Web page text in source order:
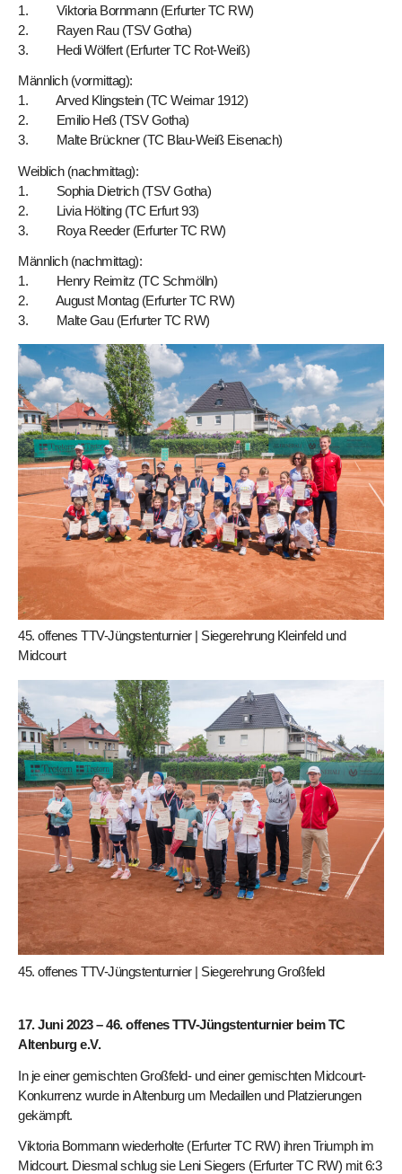
1. Viktoria Bornmann (Erfurter TC RW)
2. Rayen Rau (TSV Gotha)
3. Hedi Wölfert (Erfurter TC Rot-Weiß)
Männlich (vormittag):
1. Arved Klingstein (TC Weimar 1912)
2. Emilio Heß (TSV Gotha)
3. Malte Brückner (TC Blau-Weiß Eisenach)
Weiblich (nachmittag):
1. Sophia Dietrich (TSV Gotha)
2. Livia Hölting (TC Erfurt 93)
3. Roya Reeder (Erfurter TC RW)
Männlich (nachmittag):
1. Henry Reimitz (TC Schmölln)
2. August Montag (Erfurter TC RW)
3. Malte Gau (Erfurter TC RW)
45. offenes TTV-Jüngstenturnier | Siegerehrung Kleinfeld und
Midcourt
45. offenes TTV-Jüngstenturnier | Siegerehrung Großfeld
17. Juni 2023 – 46. offenes TTV-Jüngstenturnier beim TC
Altenburg e.V.
In je einer gemischten Großfeld- und einer gemischten Midcourt-
Konkurrenz wurde in Altenburg um Medaillen und Platzierungen
gekämpft.
Viktoria Bornmann wiederholte (Erfurter TC RW) ihren Triumph im
Midcourt. Diesmal schlug sie Leni Siegers (Erfurter TC RW) mit 6:3